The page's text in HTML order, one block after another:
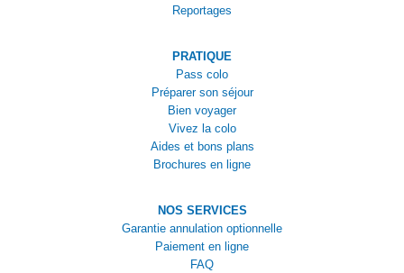
Reportages
PRATIQUE
Pass colo
Préparer son séjour
Bien voyager
Vivez la colo
Aides et bons plans
Brochures en ligne
NOS SERVICES
Garantie annulation optionnelle
Paiement en ligne
FAQ